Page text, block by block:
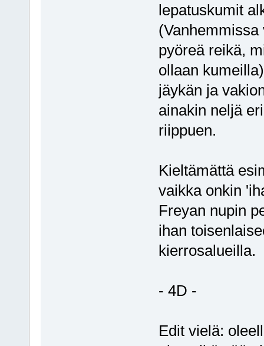
lepatuskumit
pyöreä reikä,
ollaan
jäykän ja
ainakin neljä
riippuen.
Kieltämättä
vaikka onkin
Freyan nupin
ihan
kierrosalueilla.
- 4D -
Edit vielä: